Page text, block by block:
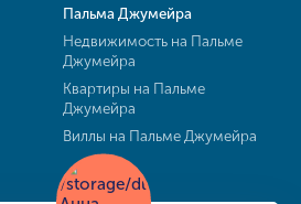
Пальма Джумейра
Недвижимость на Пальме
Джумейра
Квартиры на Пальме
Джумейра
Виллы на Пальме Джумейра